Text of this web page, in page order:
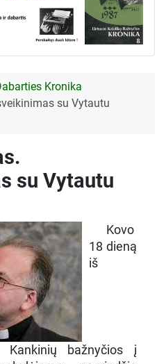
Kronika
su Vytautu
su Vytautu
Kovo
18 dieną
iš
Kankinių bažnyčios į